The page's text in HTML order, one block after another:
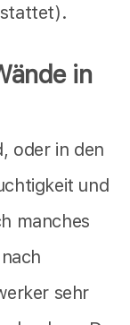
in
oder in den
und
manches
sehr